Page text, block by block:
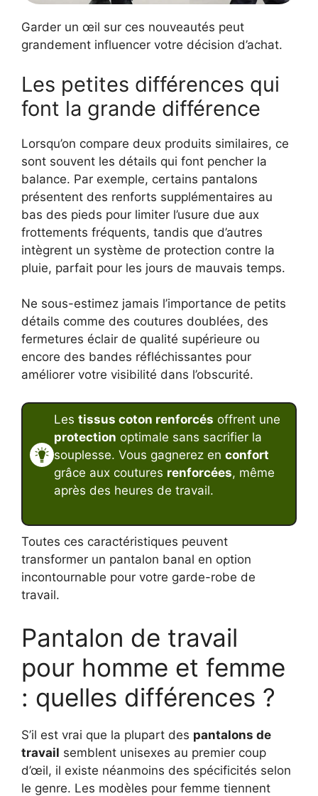
Garder un œil sur ces nouveautés peut
grandement influencer votre décision d’achat.
Les petites différences qui
font la grande différence
Lorsqu’on compare deux produits similaires, ce
sont souvent les détails qui font pencher la
balance. Par exemple, certains pantalons
présentent des renforts supplémentaires au
bas des pieds pour limiter l’usure due aux
frottements fréquents, tandis que d’autres
intègrent un système de protection contre la
pluie, parfait pour les jours de mauvais temps.
Ne sous-estimez jamais l’importance de petits
détails comme des coutures doublées, des
fermetures éclair de qualité supérieure ou
encore des bandes réfléchissantes pour
améliorer votre visibilité dans l’obscurité.
Les tissus coton renforcés offrent une
protection optimale sans sacrifier la
souplesse. Vous gagnerez en confort
grâce aux coutures renforcées, même
après des heures de travail.
Toutes ces caractéristiques peuvent
transformer un pantalon banal en option
incontournable pour votre garde-robe de
travail.
Pantalon de travail
pour homme et femme
: quelles différences ?
S’il est vrai que la plupart des pantalons de
travail semblent unisexes au premier coup
d’œil, il existe néanmoins des spécificités selon
le genre. Les modèles pour femme tiennent